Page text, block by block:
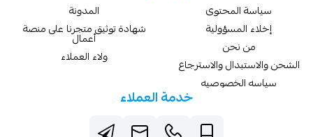
سياسة المحتوى
إخلاء المسؤولية
من نحن
الشحن والاستبدال والاسترجاع
سياسه الخصوصيه
المدونة
شهادة توثيق متجرنا على منصة
أعمال
ولاء العملاء
خدمة العملاء